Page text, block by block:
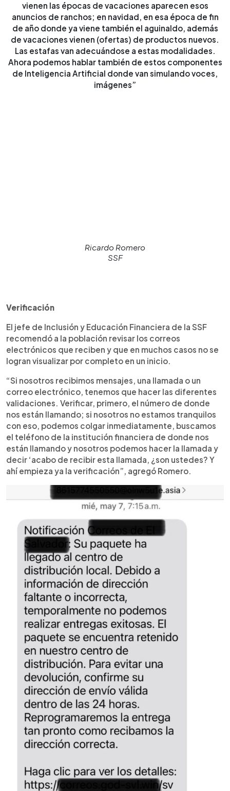
vienen las épocas de vacaciones aparecen esos
anuncios de ranchos; en navidad, en esa época de fin
de año donde ya viene también el aguinaldo, además
de vacaciones vienen (ofertas) de productos nuevos.
Las estafas van adecuándose a estas modalidades.
Ahora podemos hablar también de estos componentes
de Inteligencia Artificial donde van simulando voces,
imágenes”
Ricardo Romero
SSF
Verificación
El jefe de Inclusión y Educación Financiera de la SSF
recomendó a la población revisar los correos
electrónicos que reciben y que en muchos casos no se
logran visualizar por completo en un inicio.
“Si nosotros recibimos mensajes, una llamada o un
correo electrónico, tenemos que hacer las diferentes
validaciones. Verificar, primero, el número de donde
nos están llamando; si nosotros no estamos tranquilos
con eso, podemos colgar inmediatamente, buscamos
el teléfono de la institución financiera de donde nos
están llamando y nosotros podemos hacer la llamada y
decir ‘acabo de recibir esta llamada, ¿son ustedes? Y
ahí empieza ya la verificación”, agregó Romero.